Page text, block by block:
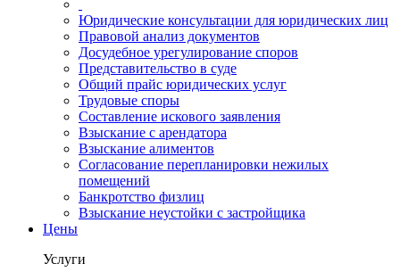
Юридические консультации для юридических лиц
Правовой анализ документов
Досудебное урегулирование споров
Представительство в суде
Общий прайс юридических услуг
Трудовые споры
Составление искового заявления
Взыскание с арендатора
Взыскание алиментов
Cогласование перепланировки нежилых
помещений
Банкротство физлиц
Взыскание неустойки с застройщика
Цены
Услуги